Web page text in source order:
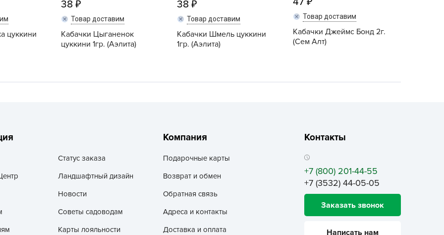
VALBRENTA CHEMICALS
Zarit
АБТ Групп
Аяском
байкал
Банные штучки
цуккини
38
Товар доставим
Кабачки Цыганенок
цуккини 1гр. (Аэлита)
38
Товар доставим
Кабачки Шмель цуккини
1гр. (Аэлита)
Товар доставим
Кабачки Джеймс Бонд 2г.
(Сем Алт)
Статус заказа
Ландшафтный дизайн
Новости
Советы садоводам
Карты лояльности
Компания
Подарочные карты
Возврат и обмен
Обратная связь
Адреса и контакты
Доставка и оплата
Контакты
+7 (800) 201-44-55
+7 (3532) 44-05-05
Заказать звонок
Написать нам